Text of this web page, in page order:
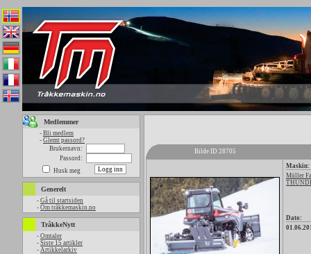
Medlemmer
- Bli medlem
- Glemt passord?
Brukernavn:
Passord:
Husk meg
Generelt
- Gå til startsiden
- Om tråkkemaskin.no
TråkkeNytt
- Omtaler
- Siste 15 artikler
- Artikkelarkiv
Bilde ID 28705
Maskin:
Müller
Dato: